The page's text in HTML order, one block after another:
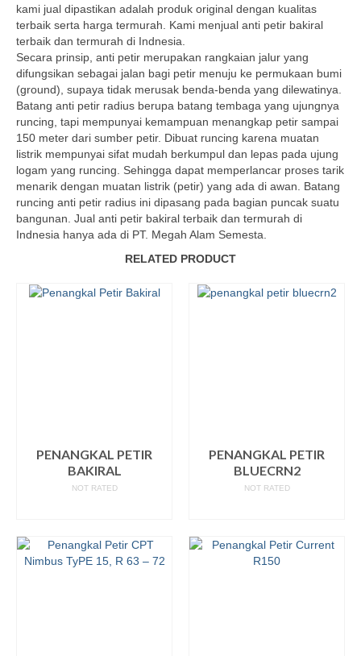
kami jual dipastikan adalah produk original dengan kualitas
terbaik serta harga termurah. Kami menjual anti petir bakiral
terbaik dan termurah di Indnesia.
Secara prinsip, anti petir merupakan rangkaian jalur yang
difungsikan sebagai jalan bagi petir menuju ke permukaan bumi
(ground), supaya tidak merusak benda-benda yang dilewatinya.
Batang anti petir radius berupa batang tembaga yang ujungnya
runcing, tapi mempunyai kemampuan menangkap petir sampai
150 meter dari sumber petir. Dibuat runcing karena muatan
listrik mempunyai sifat mudah berkumpul dan lepas pada ujung
logam yang runcing. Sehingga dapat memperlancar proses tarik
menarik dengan muatan listrik (petir) yang ada di awan. Batang
runcing anti petir radius ini dipasang pada bagian puncak suatu
bangunan. Jual anti petir bakiral terbaik dan termurah di
Indnesia hanya ada di PT. Megah Alam Semesta.
RELATED PRODUCT
PENANGKAL PETIR
BAKIRAL
NOT RATED
PENANGKAL PETIR
BLUECRN2
NOT RATED